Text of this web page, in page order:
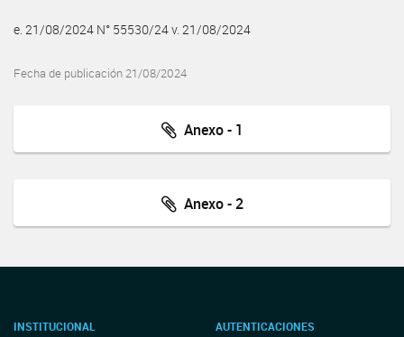
e. 21/08/2024 N° 55530/24 v. 21/08/2024
Fecha de publicación 21/08/2024
Anexo - 1
Anexo - 2
INSTITUCIONAL AUTENTICACIONES